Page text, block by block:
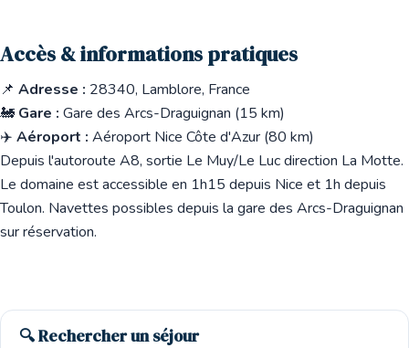
Accès & informations pratiques
📌 Adresse : 28340, Lamblore, France
🚂 Gare : Gare des Arcs-Draguignan (15 km)
✈️ Aéroport : Aéroport Nice Côte d'Azur (80 km)
Depuis l'autoroute A8, sortie Le Muy/Le Luc direction La Motte.
Le domaine est accessible en 1h15 depuis Nice et 1h depuis
Toulon. Navettes possibles depuis la gare des Arcs-Draguignan
sur réservation.
🔍 Rechercher un séjour